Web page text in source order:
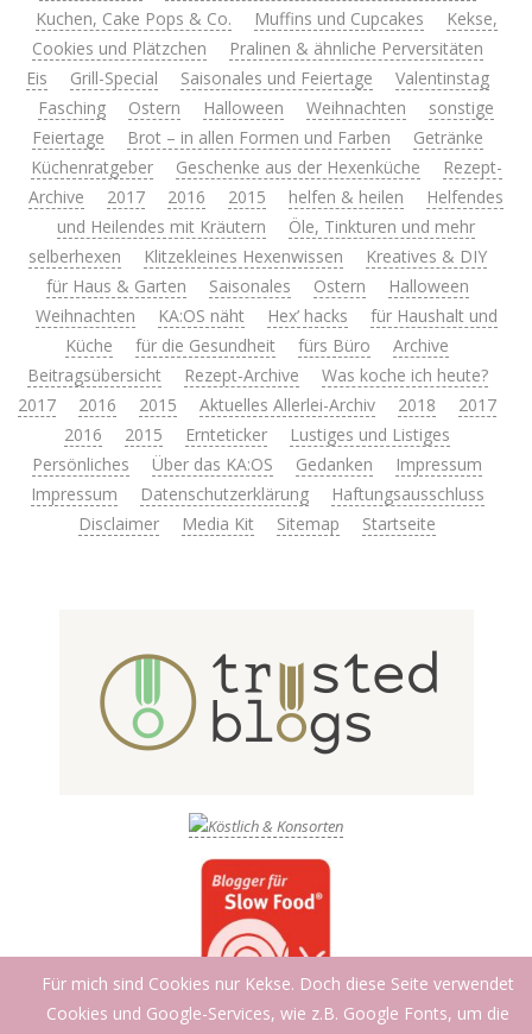
Kuchen, Cake Pops & Co.
Muffins und Cupcakes
Kekse,
Cookies und Plätzchen
Pralinen & ähnliche Perversitäten
Eis
Grill-Special Saisonales und Feiertage
Valentinstag
Fasching
Ostern Halloween Weihnachten
sonstige
Feiertage
Brot – in allen Formen und Farben
Getränke
Küchenratgeber
Geschenke aus der Hexenküche
Rezept-
Archive
2017 2016 2015 helfen & heilen
Helfendes
und Heilendes mit Kräutern
Öle, Tinkturen und mehr
selberhexen
Klitzekleines Hexenwissen
Kreatives & DIY
für Haus & Garten
Saisonales Ostern
Halloween
Weihnachten
KA:OS näht Hex’ hacks
für Haushalt und
Küche
für die Gesundheit fürs Büro
Archive
Beitragsübersicht
Rezept-Archive
Was koche ich heute?
2017
2016 2015 Aktuelles Allerlei-Archiv 2018
2017
2016
2015 Ernteticker
Lustiges und Listiges
Persönliches
Über das KA:OS Gedanken
Impressum
Impressum
Datenschutzerklärung
Haftungsausschluss
Disclaimer
Media Kit Sitemap Startseite
Für mich sind Cookies nur Kekse. Doch diese Seite verwendet
Cookies und Google-Services, wie z.B. Google Fonts, um die